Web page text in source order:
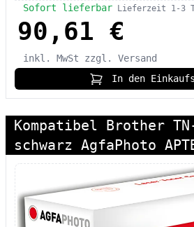
Sofort lieferbar Lieferzeit 1-3
90,61 €
inkl. MwSt
zzgl. Versand
In den
Kompatibel Brother
schwarz AgfaPhoto